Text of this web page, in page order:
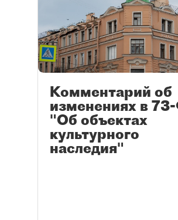
Комментарий об
изменениях в
"Об объектах
культурного
наследия"